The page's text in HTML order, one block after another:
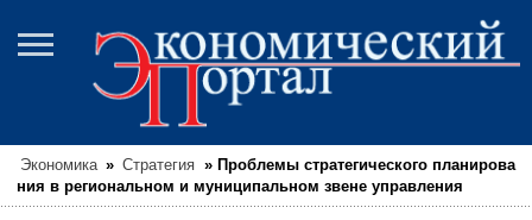
Экономика » Стратегия » Проблемы стратегического планирова
ния в региональном и муниципальном звене управления